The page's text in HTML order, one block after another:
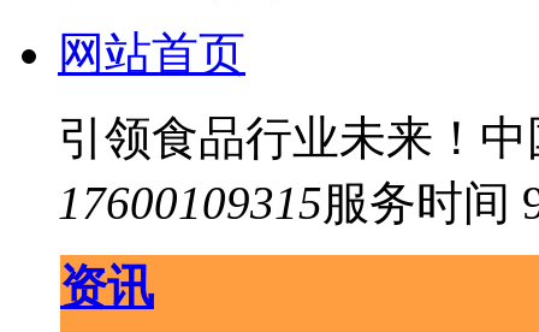
网站首页
引领食品行业未来！
17600109315服务时间
资讯